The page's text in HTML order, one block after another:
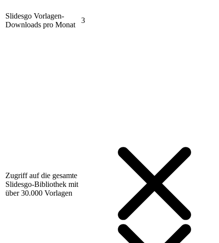
Slidesgo Vorlagen-
Downloads pro Monat
3
Zugriff auf die gesamte
Slidesgo-Bibliothek mit
über 30.000 Vorlagen